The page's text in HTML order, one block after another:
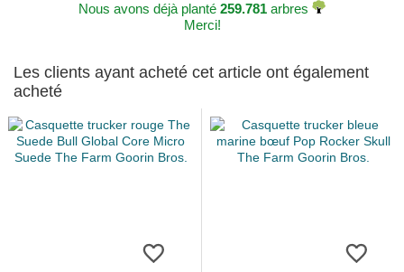
Nous avons déjà planté 259.781 arbres
Merci!
Les clients ayant acheté cet article ont également
acheté